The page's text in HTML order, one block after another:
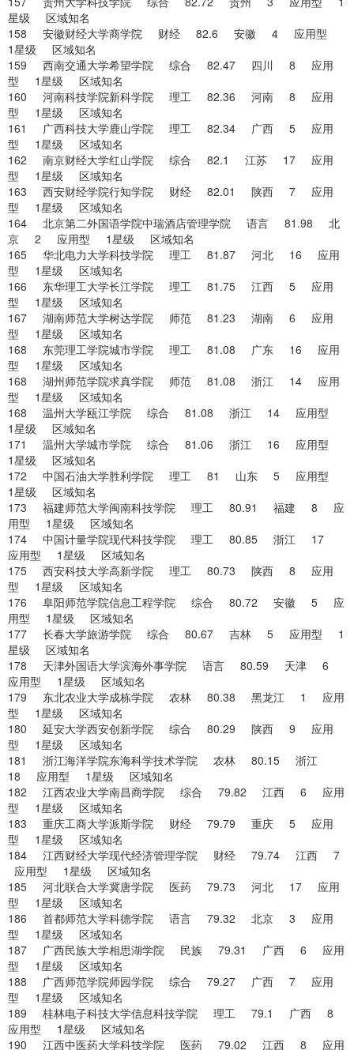
星级 区域知名
158 安徽财经大学商学院 财经 82.6 安徽 4 应用型
1星级 区域知名
159 西南交通大学希望学院 综合 82.47 四川 8 应用
型 1星级 区域知名
160 河南科技学院新科学院 理工 82.36 河南 8 应用
型 1星级 区域知名
161 广西科技大学鹿山学院 理工 82.34 广西 5 应用
型 1星级 区域知名
162 南京财经大学红山学院 综合 82.1 江苏 17 应用
型 1星级 区域知名
163 西安财经学院行知学院 财经 82.01 陕西 7 应用
型 1星级 区域知名
164 北京第二外国语学院中瑞酒店管理学院 语言 81.98 北
京 2 应用型 1星级 区域知名
165 华北电力大学科技学院 理工 81.87 河北 16 应用
型 1星级 区域知名
166 东华理工大学长江学院 理工 81.75 江西 5 应用
型 1星级 区域知名
167 湖南师范大学树达学院 师范 81.23 湖南 6 应用
型 1星级 区域知名
168 东莞理工学院城市学院 理工 81.08 广东 16 应用
型 1星级 区域知名
168 湖州师范学院求真学院 师范 81.08 浙江 14 应用
型 1星级 区域知名
168 温州大学瓯江学院 综合 81.08 浙江 14 应用型
1星级 区域知名
171 温州大学城市学院 综合 81.06 浙江 16 应用型
1星级 区域知名
172 中国石油大学胜利学院 理工 81 山东 5 应用型
1星级 区域知名
173 福建师范大学闽南科技学院 理工 80.91 福建 8 应
用型 1星级 区域知名
174 中国计量学院现代科技学院 理工 80.85 浙江 17
应用型 1星级 区域知名
175 西安科技大学高新学院 理工 80.73 陕西 8 应用
型 1星级 区域知名
176 阜阳师范学院信息工程学院 综合 80.72 安徽 5 应
用型 1星级 区域知名
177 长春大学旅游学院 综合 80.67 吉林 5 应用型 1
星级 区域知名
178 天津外国语大学滨海外事学院 语言 80.59 天津 6
应用型 1星级 区域知名
179 东北农业大学成栋学院 农林 80.38 黑龙江 1 应用
型 1星级 区域知名
180 延安大学西安创新学院 综合 80.29 陕西 9 应用
型 1星级 区域知名
181 浙江海洋学院东海科学技术学院 农林 80.15 浙江
18 应用型 1星级 区域知名
182 江西农业大学南昌商学院 综合 79.82 江西 6 应用
型 1星级 区域知名
183 重庆工商大学派斯学院 财经 79.79 重庆 5 应用
型 1星级 区域知名
184 江西财经大学现代经济管理学院 财经 79.74 江西 7
应用型 1星级 区域知名
185 河北联合大学冀唐学院 医药 79.73 河北 17 应用
型 1星级 区域知名
186 首都师范大学科德学院 语言 79.32 北京 3 应用
型 1星级 区域知名
187 广西民族大学相思湖学院 民族 79.31 广西 6 应用
型 1星级 区域知名
188 广西师范学院师园学院 综合 79.27 广西 7 应用
型 1星级 区域知名
189 桂林电子科技大学信息科技学院 理工 79.1 广西 8
应用型 1星级 区域知名
190 江西中医药大学科技学院 医药 79.02 江西 8 应用